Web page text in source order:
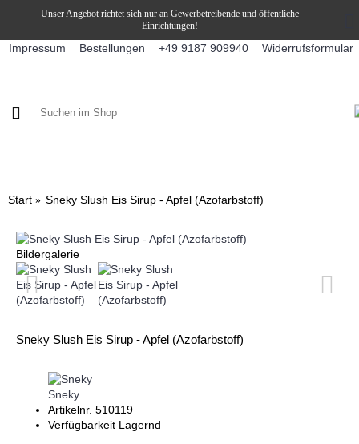
Unser Angebot richtet sich nur an Gewerbetreibende und öffentliche
Einrichtungen!
Impressum Bestellungen +49 9187 909940 Widerrufsformular
Start Sneky Slush Eis Sirup - Apfel (Azofarbstoff)
Bildergalerie
Sneky Slush Eis Sirup - Apfel (Azofarbstoff)
Sneky
Artikelnr. 510119
Verfügbarkeit Lagernd